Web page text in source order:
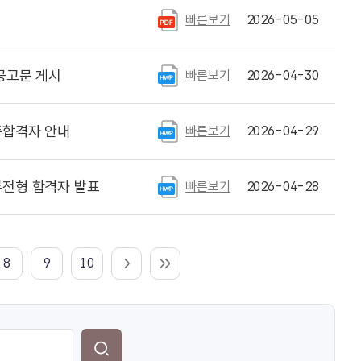
빠른보기 2026-05-05
문 게시 빠른보기 2026-04-30
격자 안내 빠른보기 2026-04-29
형 합격자 발표 빠른보기 2026-04-28
8 9 10